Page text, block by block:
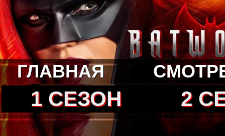
ГЛАВНАЯ
1 СЕЗОН 2